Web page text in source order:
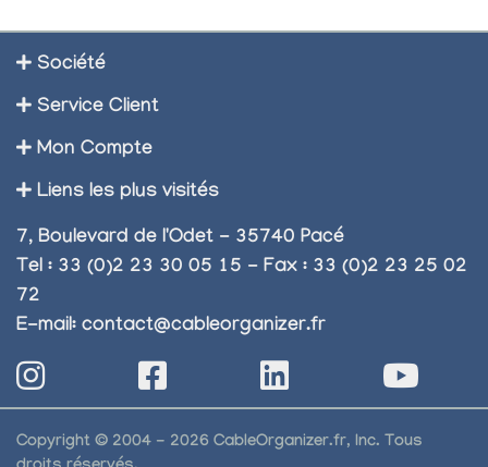
Société
Service Client
Mon Compte
Liens les plus visités
7, Boulevard de l'Odet - 35740 Pacé
Tel : 33 (0)2 23 30 05 15 - Fax : 33 (0)2 23 25 02
72
E-mail: contact@cableorganizer.fr
Copyright © 2004 - 2026 CableOrganizer.fr, Inc. Tous